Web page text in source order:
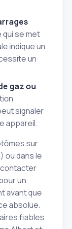
qui se met
indique un
un
gaz ou
signaler
appareil.
sur
ou dans le
contacter
un
avant que
absolue.
fiables